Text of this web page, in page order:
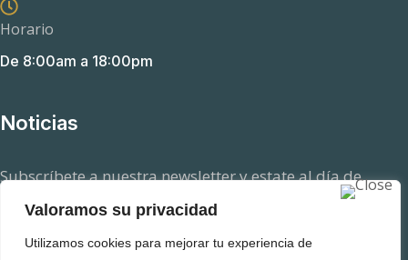
Valoramos su privacidad
Utilizamos cookies para mejorar tu experiencia de
Horario
De 8:00am a 18:00pm
Noticias
Subscríbete a nuestra newsletter y estate al día de
aquellas novedades en el ámbito fiscal que pueden